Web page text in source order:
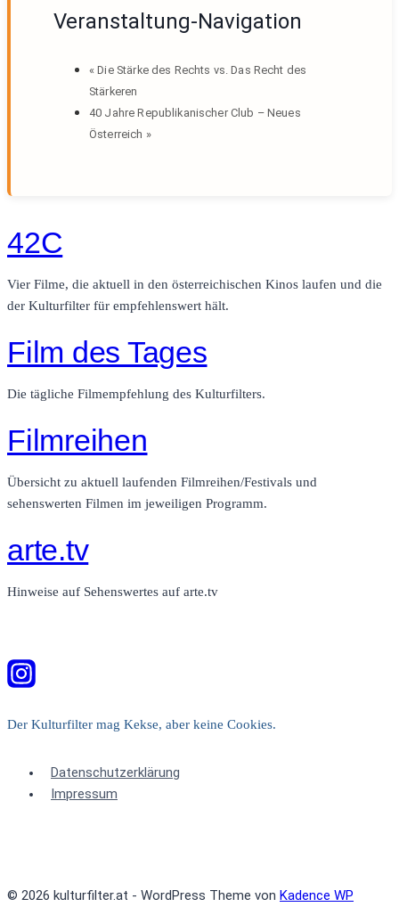
Veranstaltung-Navigation
« Die Stärke des Rechts vs. Das Recht des
Stärkeren
40 Jahre Republikanischer Club – Neues
Österreich »
42C
Vier Filme, die aktuell in den österreichischen Kinos laufen und die
der Kulturfilter für empfehlenswert hält.
Film des Tages
Die tägliche Filmempfehlung des Kulturfilters.
Filmreihen
Übersicht zu aktuell laufenden Filmreihen/Festivals und
sehenswerten Filmen im jeweiligen Programm.
arte.tv
Hinweise auf Sehenswertes auf arte.tv
Der Kulturfilter mag Kekse, aber keine Cookies.
Datenschutzerklärung
Impressum
© 2026 kulturfilter.at - WordPress Theme von Kadence WP